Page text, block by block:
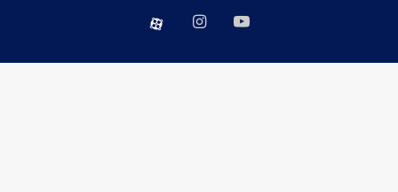
یوتیوب اینستاگرام